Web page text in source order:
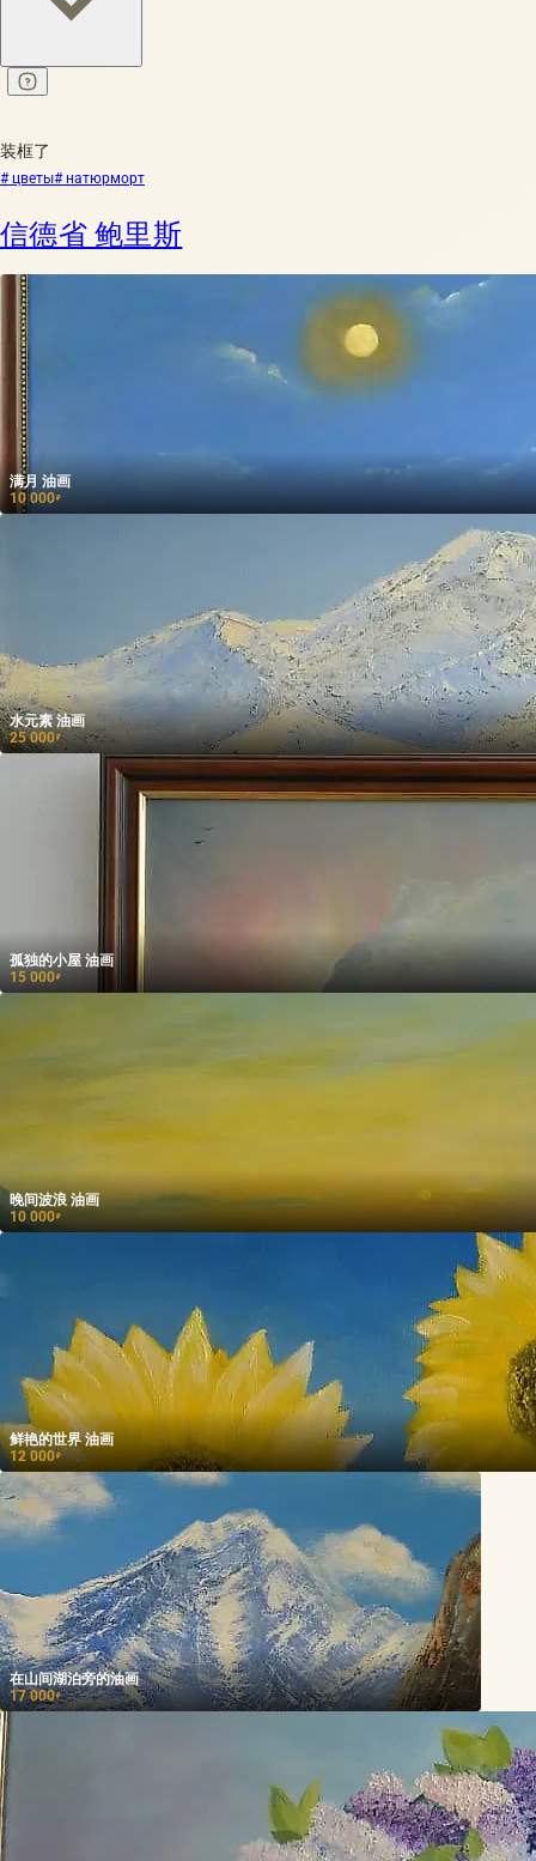
装框了
# цветы# натюрморт
信德省 鲍里斯
满月 油画
10 000₽
水元素 油画
25 000₽
孤独的小屋 油画
15 000₽
晚间波浪 油画
10 000₽
鲜艳的世界 油画
12 000₽
在山间湖泊旁的油画
17 000₽